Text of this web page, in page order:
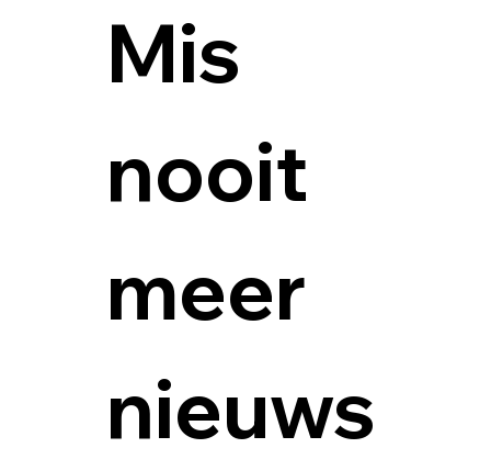
Mis
nooit
meer
nieuws